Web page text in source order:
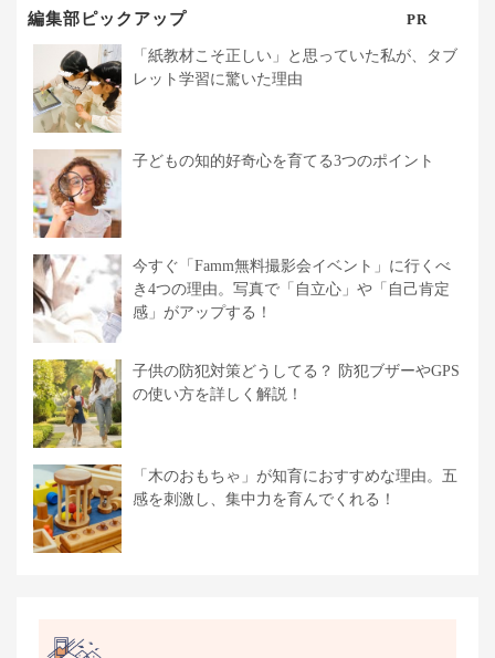
編集部ピックアップ PR
「紙教材こそ正しい」と思っていた私が、タブ
レット学習に驚いた理由
子どもの知的好奇心を育てる3つのポイント
今すぐ「Famm無料撮影会イベント」に行くべ
き4つの理由。写真で「自立心」や「自己肯定
感」がアップする！
子供の防犯対策どうしてる？ 防犯ブザーやGPS
の使い方を詳しく解説！
「木のおもちゃ」が知育におすすめな理由。五
感を刺激し、集中力を育んでくれる！